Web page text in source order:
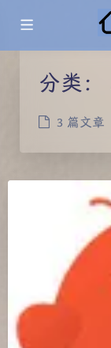
分类：
3 篇文章